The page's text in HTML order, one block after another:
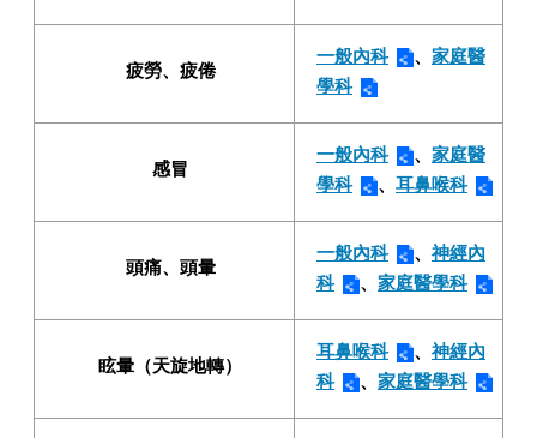
疲勞、疲倦
一般內科 、 家庭醫
學科
感冒
一般內科 、 家庭醫
學科
、 耳鼻喉科
頭痛、頭暈
一般內科 、 神經內
科
、 家庭醫學科
眩暈（天旋地轉）
耳鼻喉科 、 神經內
科
、 家庭醫學科